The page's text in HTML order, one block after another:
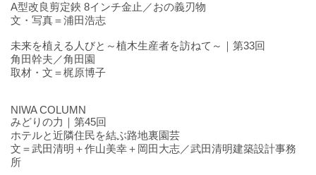
A型改良剪定鋏 8インチ金止／おの義刃物
文・写真＝浦田浩志
未来を植える人びと～植木生産者を訪ねて～｜第33回
角田幹夫／角田園
取材・文＝梶原博子
NIWA COLUMN
みどりの力｜第45回
ホテルと近隣住民を結ぶ路地裏園芸
文＝武田清明＋作山美幸＋岡田大志／武田清明建築設計事務
所